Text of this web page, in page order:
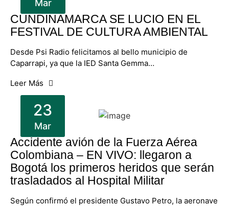
Mar
CUNDINAMARCA SE LUCIO EN EL
FESTIVAL DE CULTURA AMBIENTAL
Desde Psi Radio felicitamos al bello municipio de
Caparrapi, ya que la IED Santa Gemma…
Leer Más
23
Mar
Accidente avión de la Fuerza Aérea
Colombiana – EN VIVO: llegaron a
Bogotá los primeros heridos que serán
trasladados al Hospital Militar
Según confirmó el presidente Gustavo Petro, la aeronave